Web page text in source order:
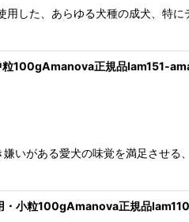
した、あらゆる犬種の成犬、特
粒100gAmanova正規品lam151-
いがある愛犬の味覚を満足させ
・小粒100gAmanova正規品